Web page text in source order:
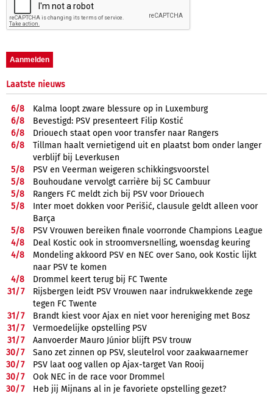
Laatste nieuws
6/8
Kalma loopt zware blessure op in Luxemburg
6/8
Bevestigd: PSV presenteert Filip Kostić
6/8
Driouech staat open voor transfer naar Rangers
6/8
Tillman haalt vernietigend uit en plaatst bom onder langer
verblijf bij Leverkusen
5/8
PSV en Veerman weigeren schikkingsvoorstel
5/8
Bouhoudane vervolgt carrière bij SC Cambuur
5/8
Rangers FC meldt zich bij PSV voor Driouech
5/8
Inter moet dokken voor Perišić, clausule geldt alleen voor
Barça
5/8
PSV Vrouwen bereiken finale voorronde Champions League
4/8
Deal Kostic ook in stroomversnelling, woensdag keuring
4/8
Mondeling akkoord PSV en NEC over Sano, ook Kostic lijkt
naar PSV te komen
4/8
Drommel keert terug bij FC Twente
31/7
Rijsbergen leidt PSV Vrouwen naar indrukwekkende zege
tegen FC Twente
31/7
Brandt kiest voor Ajax en niet voor hereniging met Bosz
31/7
Vermoedelijke opstelling PSV
31/7
Aanvoerder Mauro Júnior blijft PSV trouw
30/7
Sano zet zinnen op PSV, sleutelrol voor zaakwaarnemer
30/7
PSV laat oog vallen op Ajax-target Van Rooij
30/7
Ook NEC in de race voor Drommel
30/7 Heb jij Mijnans al in je favoriete opstelling gezet?